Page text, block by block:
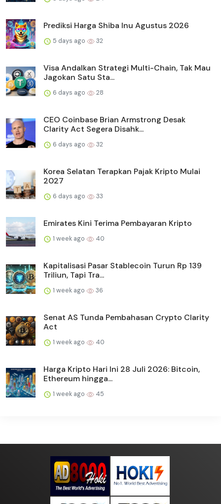
Prediksi Harga Shiba Inu Agustus 2026
5 days ago 32
Visa Andalkan Strategi Multi-Chain, Tak Mau
Jagokan Satu Sta...
6 days ago 28
CEO Coinbase Brian Armstrong Desak
Clarity Act Segera Disahk...
6 days ago 32
Korea Selatan Terapkan Pajak Kripto Mulai
2027
6 days ago 33
Emirates Kini Terima Pembayaran Kripto
1 week ago 40
Kapitalisasi Pasar Stablecoin Turun Rp 139
Triliun, Tapi Tra...
1 week ago 36
Senat AS Tunda Pembahasan Crypto Clarity
Act
1 week ago 40
Harga Kripto Hari Ini 28 Juli 2026: Bitcoin,
Ethereum hingga...
1 week ago 45